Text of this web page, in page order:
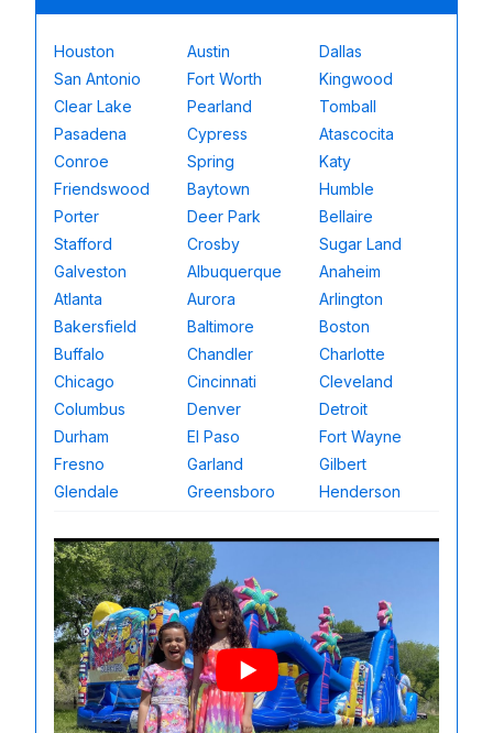
Houston Austin
Dallas
San Antonio
Fort Worth
Kingwood
Clear Lake
Pearland
Tomball
Pasadena
Cypress
Atascocita
Conroe
Spring
Katy
Friendswood
Baytown
Humble
Porter
Deer Park
Bellaire
Stafford
Crosby
Sugar Land
Galveston
Albuquerque
Anaheim
Atlanta
Aurora
Arlington
Bakersfield
Baltimore
Boston
Buffalo
Chandler
Charlotte
Chicago
Cincinnati
Cleveland
Columbus
Denver
Detroit
Durham
El Paso
Fort Wayne
Fresno
Garland
Gilbert
Glendale
Greensboro Henderson